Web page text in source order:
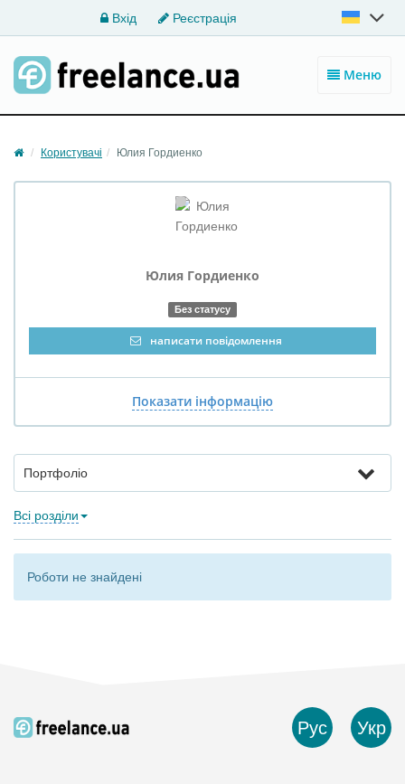
Вхід Реєстрація
Меню
Користувачі Юлия Гордиенко
Юлия Гордиенко
Без статусу
написати повідомлення
Показати інформацію
Портфоліо
Всі розділи
Роботи не знайдені
Рус Укр